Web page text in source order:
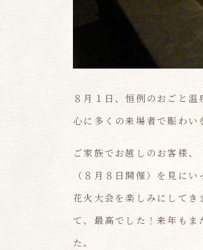
８月１日、恒例のおごと
心に多くの来場者で賑わい
ご家族でお越しのお客様
（８月８日開催）を見に
花火大会を楽しみにして
て、最高でした！来年も
た。